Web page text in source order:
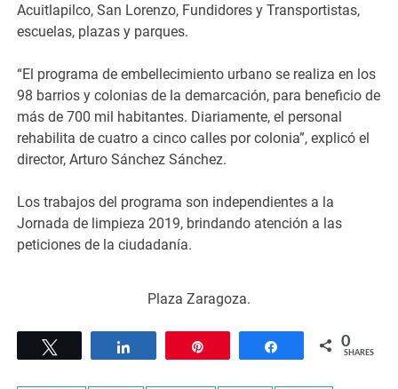
Acuitlapilco, San Lorenzo, Fundidores y Transportistas,
escuelas, plazas y parques.
“El programa de embellecimiento urbano se realiza en los
98 barrios y colonias de la demarcación, para beneficio de
más de 700 mil habitantes. Diariamente, el personal
rehabilita de cuatro a cinco calles por colonia”, explicó el
director, Arturo Sánchez Sánchez.
Los trabajos del programa son independientes a la
Jornada de limpieza 2019, brindando atención a las
peticiones de la ciudadanía.
Plaza Zaragoza.
Share 0
SHARES